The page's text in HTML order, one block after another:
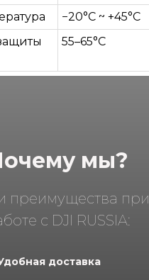
−20°C ~ +45°C
55–65°C
мы?
преимущества при
с DJI RUSSIA:
доставка